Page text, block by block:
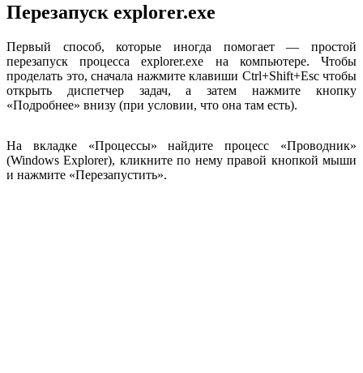
Перезапуск explorer.exe
Первый способ, которые иногда помогает — простой
перезапуск процесса explorer.exe на компьютере. Чтобы
проделать это, сначала нажмите клавиши Ctrl+Shift+Esc чтобы
открыть диспетчер задач, а затем нажмите кнопку
«Подробнее» внизу (при условии, что она там есть).
На вкладке «Процессы» найдите процесс «Проводник»
(Windows Explorer), кликните по нему правой кнопкой мыши
и нажмите «Перезапустить».